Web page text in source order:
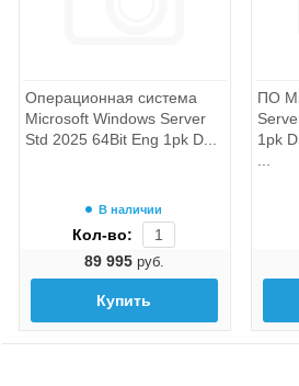
Операционная система
Microsoft Windows Server
Std 2025 64Bit Eng 1pk D...
В наличии
Кол-во:
89 995 руб.
Купить
ПО
1pk